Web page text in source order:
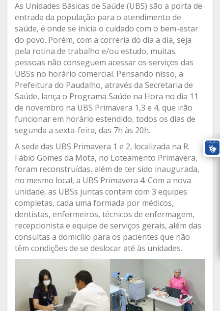
As Unidades Básicas de Saúde (UBS) são a porta de
entrada da população para o atendimento de
saúde, é onde se inicia o cuidado com o bem-estar
do povo. Porém, com a correria do dia a dia, seja
pela rotina de trabalho e/ou estudo, muitas
pessoas não conseguem acessar os serviços das
UBSs no horário comercial. Pensando nisso, a
Prefeitura do Paudalho, através da Secretaria de
Saúde, lança o Programa Saúde na Hora no dia 11
de novembro na UBS Primavera 1,3 e 4, que irão
funcionar em horário estendido, todos os dias de
segunda a sexta-feira, das 7h às 20h.
A sede das UBS Primavera 1 e 2, localizada na R.
Fábio Gomes da Mota, no Loteamento Primavera,
foram reconstruídas, além de ter sido inaugurada,
no mesmo local, a UBS Primavera 4. Com a nova
unidade, as UBSs juntas contam com 3 equipes
completas, cada uma formada por médicos,
dentistas, enfermeiros, técnicos de enfermagem,
recepcionista e equipe de serviços gerais, além das
consultas a domicílio para os pacientes que não
têm condições de se deslocar até às unidades.